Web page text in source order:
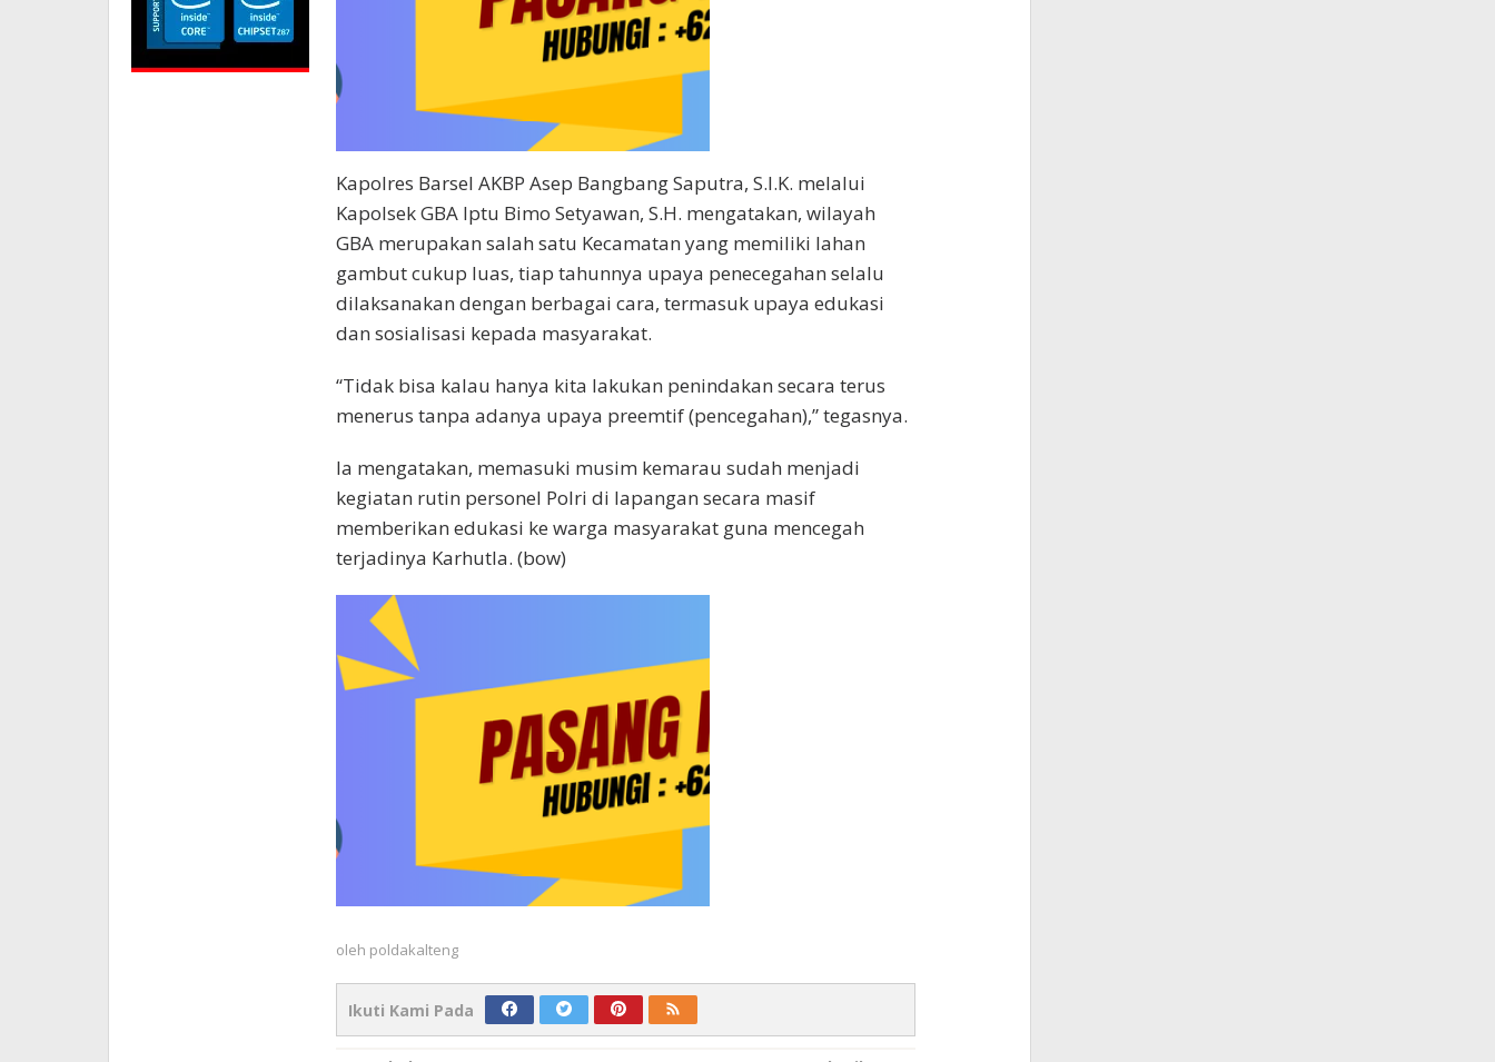
Kapolres Barsel AKBP Asep Bangbang Saputra, S.I.K. melalui
Kapolsek GBA Iptu Bimo Setyawan, S.H. mengatakan, wilayah
GBA merupakan salah satu Kecamatan yang memiliki lahan
gambut cukup luas, tiap tahunnya upaya penecegahan selalu
dilaksanakan dengan berbagai cara, termasuk upaya edukasi
dan sosialisasi kepada masyarakat.
“Tidak bisa kalau hanya kita lakukan penindakan secara terus
menerus tanpa adanya upaya preemtif (pencegahan),” tegasnya.
Ia mengatakan, memasuki musim kemarau sudah menjadi
kegiatan rutin personel Polri di lapangan secara masif
memberikan edukasi ke warga masyarakat guna mencegah
terjadinya Karhutla. (bow)
oleh poldakalteng
Ikuti Kami Pada